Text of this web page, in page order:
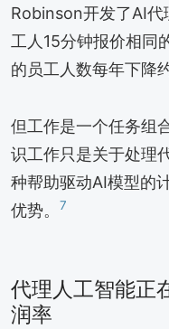
Robinson开发了AI
工人15分钟报价相同
的员工人数每年下降
但工作是一个任务组
识工作只是关于处理
种帮助驱动AI模型的
优势。
7
代理人工智能正
润率